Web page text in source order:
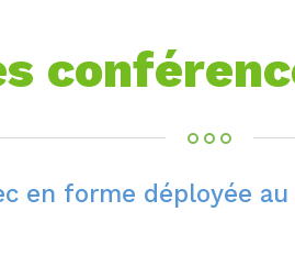
en forme déployée